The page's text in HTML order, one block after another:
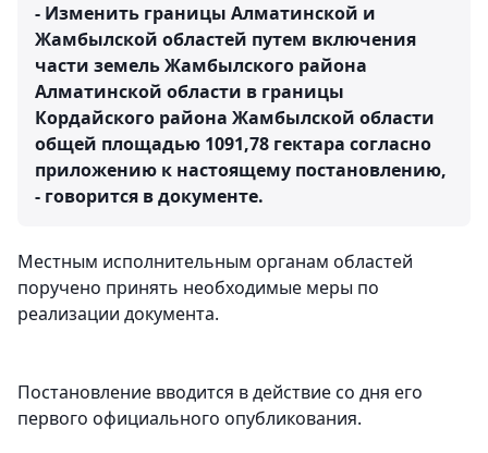
- Изменить границы Алматинской и
Жамбылской областей путем включения
части земель Жамбылского района
Алматинской области в границы
Кордайского района Жамбылской области
общей площадью 1091,78 гектара согласно
приложению к настоящему постановлению,
- говорится в документе.
Местным исполнительным органам областей
поручено принять необходимые меры по
реализации документа.
Постановление вводится в действие со дня его
первого официального опубликования.